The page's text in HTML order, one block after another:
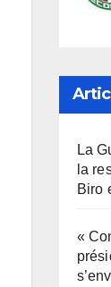
La
la
Biro
«